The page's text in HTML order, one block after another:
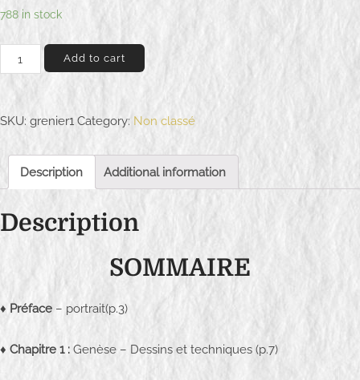
788 in stock
i
r
i
n
r
Add to cart
SKU: grenier1 Category: Non classé
Description Additional information
Description
SOMMAIRE
♦ Préface – portrait(p.3)
♦ Chapitre 1 : Genèse – Dessins et techniques (p.7)